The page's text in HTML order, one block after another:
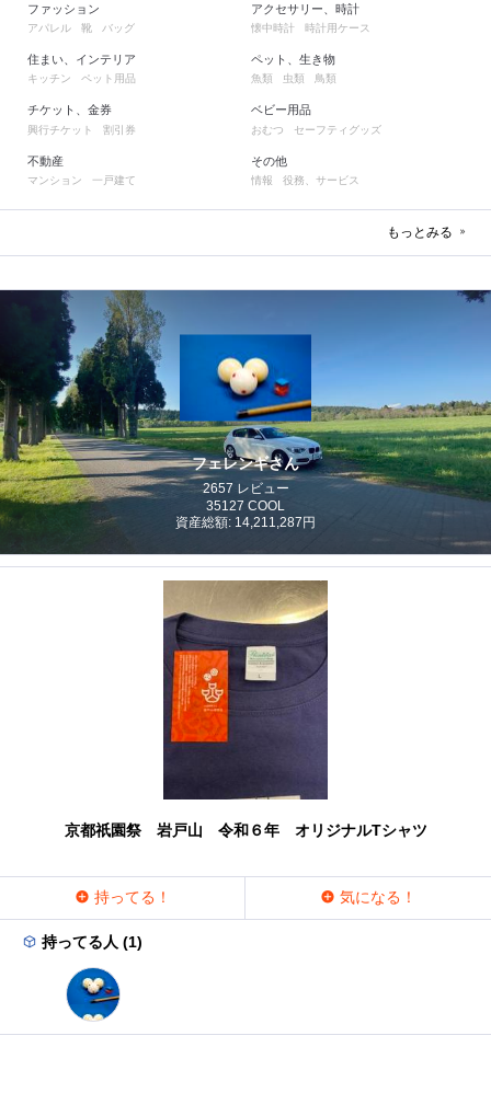
ファッション
アパレル 靴 バッグ
住まい、インテリア
キッチン ペット用品
チケット、金券
興行チケット 割引券
不動産
マンション 一戸建て
アクセサリー、時計
懐中時計 時計用ケース
ペット、生き物
魚類 虫類 鳥類
ベビー用品
おむつ セーフティグッズ
その他
情報 役務、サービス
もっとみる
フェレンギさん
2657 レビュー
35127 COOL
資産総額: 14,211,287円
京都祇園祭 岩戸山 令和６年 オリジナルTシャツ
持ってる！ 気になる！
持ってる人 (1)